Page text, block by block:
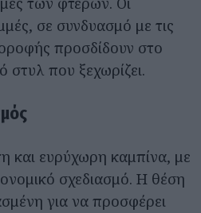
σε συνδυασμό με τις
προσδίδουν στο
που ξεχωρίζει.
και ευρύχωρη καμπίνα, με
σχεδιασμό. Η θέση
για να προσφέρει